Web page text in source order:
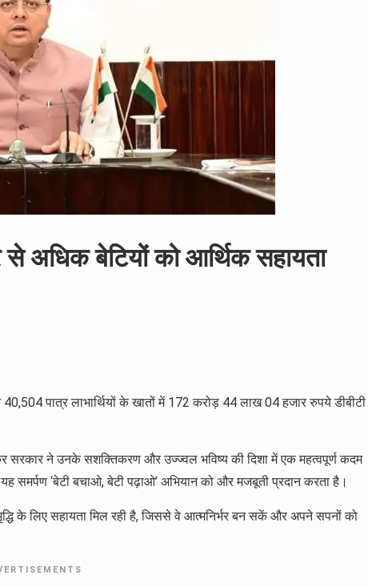
अधिक बेटियों को आर्थिक सहायता
पात्र लाभार्थियों के खातों में 172 करोड़ 44 लाख 04 हजार रुपये डीबीटी
सरकार ने उनके सशक्तिकरण और उज्ज्वल भविष्य की दिशा में एक महत्वपूर्ण कदम
समर्पण ‘बेटी बचाओ, बेटी पढ़ाओ’ अभियान को और मजबूती प्रदान करता है।
के लिए सहायता मिल रही है, जिससे वे आत्मनिर्भर बन सकें और अपने सपनों को